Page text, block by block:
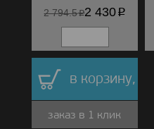
2 794.5p2 430p
в корзину,
заказ в 1 клик